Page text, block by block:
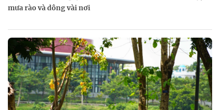
mưa rào và dông vài nơi